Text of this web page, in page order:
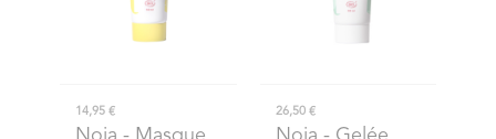
14,95 € 26,50 €